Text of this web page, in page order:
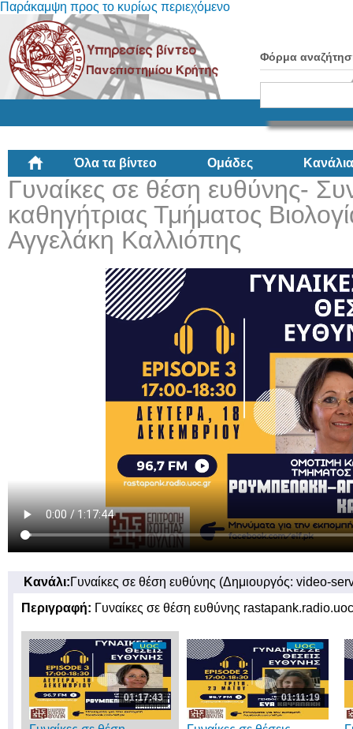
Παράκαμψη προς το κυρίως περιεχόμενο
Φόρμα
Όλα τα βίντεο Ομάδες Κανάλια
Γυναίκες σε θέση ευθύνης-
καθηγήτριας Τμήματος
Αγγελάκη Καλλιόπης
Κανάλι:Γυναίκες σε θέση ευθύνης (Δημιουργός: video-
Περιγραφή: Γυναίκες σε θέση ευθύνης
01:17:43 01:11:19